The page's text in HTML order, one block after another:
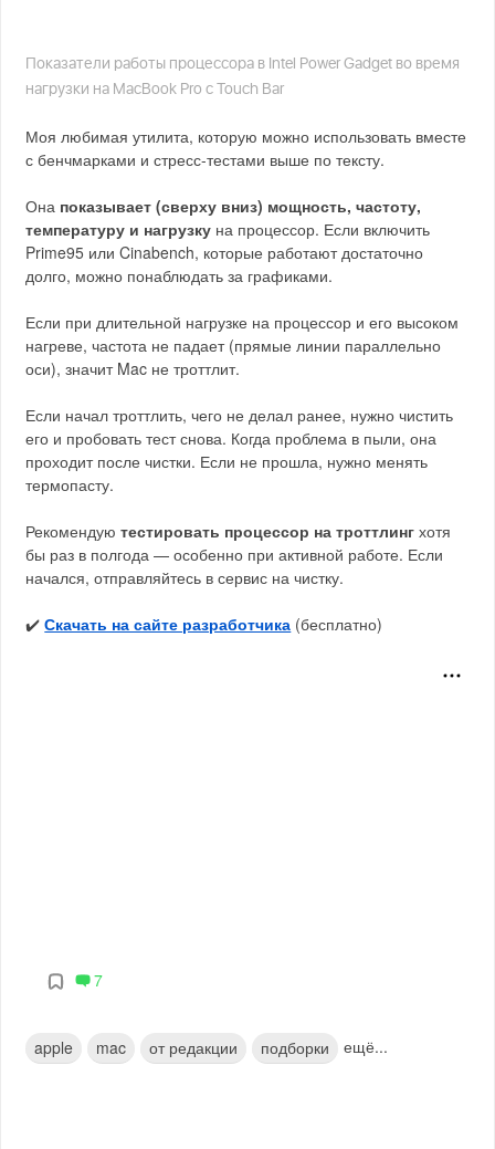
Показатели работы процессора в Intel Power Gadget во время
нагрузки на MacBook Pro с Touch Bar
Моя любимая утилита, которую можно использовать вместе
с бенчмарками и стресс-тестами выше по тексту.
Она показывает (сверху вниз) мощность, частоту,
температуру и нагрузку на процессор. Если включить
Prime95 или Cinabench, которые работают достаточно
долго, можно понаблюдать за графиками.
Если при длительной нагрузке на процессор и его высоком
нагреве, частота не падает (прямые линии параллельно
оси), значит Mac не троттлит.
Если начал троттлить, чего не делал ранее, нужно чистить
его и пробовать тест снова. Когда проблема в пыли, она
проходит после чистки. Если не прошла, нужно менять
термопасту.
Рекомендуютестировать процессор на троттлинг хотя
бы раз в полгода — особенно при активной работе. Если
начался, отправляйтесь в сервис на чистку.
✔️Скачать на сайте разработчика (бесплатно)
7
apple mac от редакции подборки ещё...